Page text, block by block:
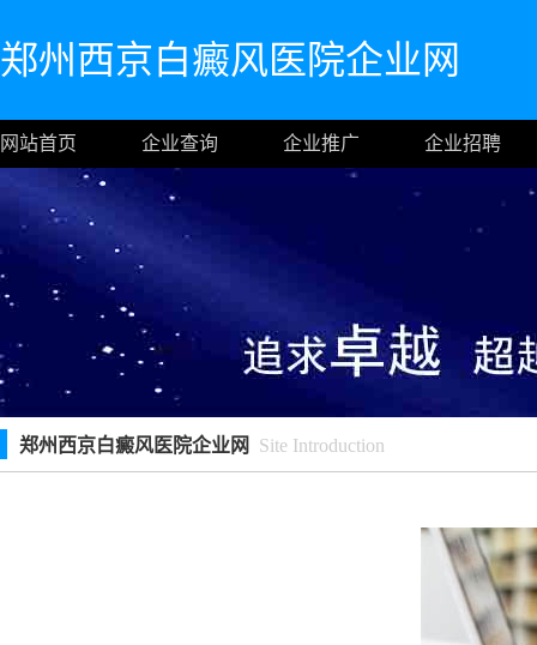
郑州西京白癜风医院企业网
网站首页 企业查询 企业推广 企业招聘
郑州西京白癜风医院企业网 Site Introduction